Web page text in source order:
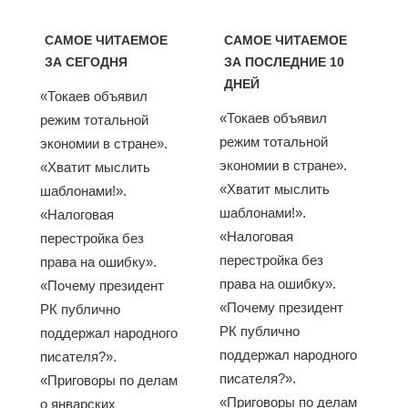
САМОЕ ЧИТАЕМОЕ
ЗА СЕГОДНЯ
«Токаев объявил
режим тотальной
экономии в стране».
«Хватит мыслить
шаблонами!».
«Налоговая
перестройка без
права на ошибку».
«Почему президент
РК публично
поддержал народного
писателя?».
«Приговоры по делам
о январских
САМОЕ ЧИТАЕМОЕ
ЗА ПОСЛЕДНИЕ 10
ДНЕЙ
«Токаев объявил
режим тотальной
экономии в стране».
«Хватит мыслить
шаблонами!».
«Налоговая
перестройка без
права на ошибку».
«Почему президент
РК публично
поддержал народного
писателя?».
«Приговоры по делам